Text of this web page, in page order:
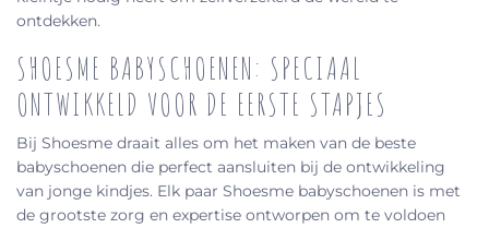
ontdekken.
SHOESME BABYSCHOENEN: SPECIAAL
ONTWIKKELD VOOR DE EERSTE STAPJES
Bij Shoesme draait alles om het maken van de beste
babyschoenen die perfect aansluiten bij de ontwikkeling
van jonge kindjes. Elk paar Shoesme babyschoenen is met
de grootste zorg en expertise ontworpen om te voldoen